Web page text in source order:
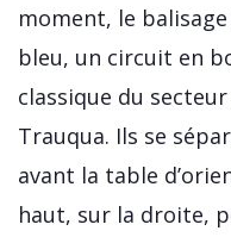
moment, le
bleu, un circuit en
classique du
Trauqua. Ils se
avant la table
haut, sur la droite,